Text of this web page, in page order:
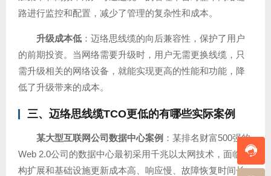
路进行监控和配置，减少了管理的复杂性和成本。
升级成本低 ：迈络思线缆的向后兼容性，保护了用户
的前期投资。当网络需要升级时，用户无需更换线缆，只
需升级相关的网络设备，就能实现更高的性能和功能，降
低了升级带来的成本。
三、迈络思线缆TCO更低的有哪些实际案例
某大型互联网公司数据中心案例 ：某排名财富500强的
Web 2.0公司的数据中心最初采用千兆以太网技术，面临架
构扩展和基础设施更新成本高、响应慢、故障恢复时间长